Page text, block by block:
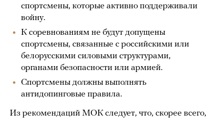
спортсмены, которые активно поддерживали
войну.
К соревнованиям не будут допущены
спортсмены, связанные с российскими или
белорусскими силовыми структурами,
органами безопасности или армией.
Спортсмены должны выполнять
антидопинговые правила.
Из рекомендаций МОК следует, что, скорее всего,